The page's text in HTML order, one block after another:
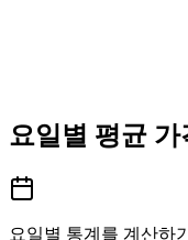
요일별 평균 가
요일별 통계를 계산하